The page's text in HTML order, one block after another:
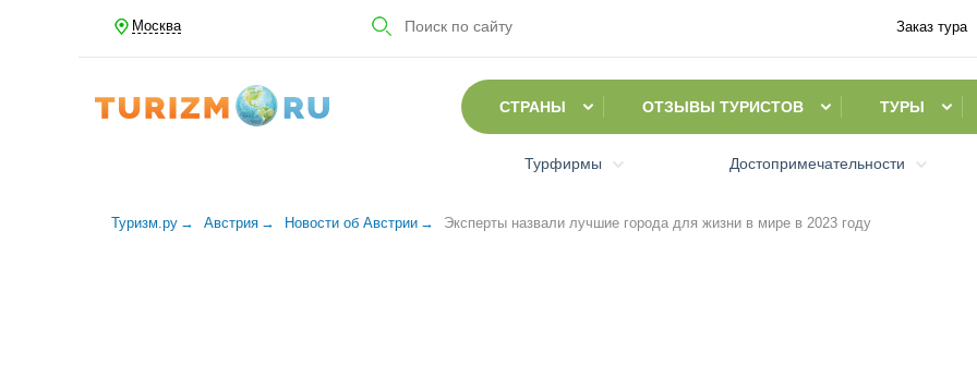
Москва Заказ тура
СТРАНЫ ОТЗЫВЫ ТУРИСТОВ ТУРЫ
Турфирмы Достопримечательности
Туризм.ру Австрия Новости об Австрии Эксперты назвали лучшие города для жизни в мире в 2023 году